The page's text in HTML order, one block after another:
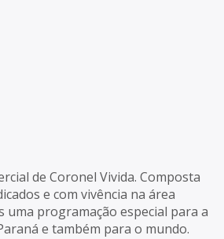
de Coronel Vivida. Composta
e com vivência na área
uma programação especial para a
e também para o mundo.